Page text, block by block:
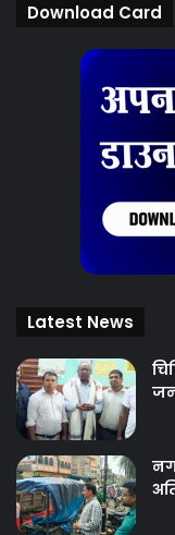
Download Card
Latest News